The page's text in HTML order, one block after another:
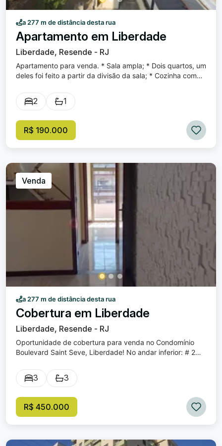
a 277 m de distância desta rua
Apartamento em Liberdade
Liberdade, Resende - RJ
Apartamento para venda. * Sala ampla; * Dois quartos, um
deles foi feito a partir da divisão da sala; * Cozinha com
2 1
R$ 190.000
Venda
a 277 m de distância desta rua
Cobertura em Liberdade
Liberdade, Resende - RJ
Oportunidade de cobertura para venda no Condomínio
Boulevard Saint Seve, Liberdade! No andar inferior: # 2
sacada e escada com acesso para a parte superior; #
Cozinha com armários; # Banheiro social; # Área de
Banheiro social; # Terraço amplo com área para
churrasqueira; Imóvel possui 2 vagas de garagem; Venda:
PARCELA). Excelente localização! Próximo a diversos
3 3
R$ 450.000